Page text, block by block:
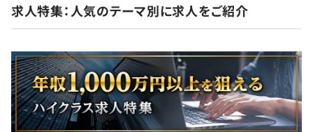
求人特集：人気のテーマ別に求人をご紹介